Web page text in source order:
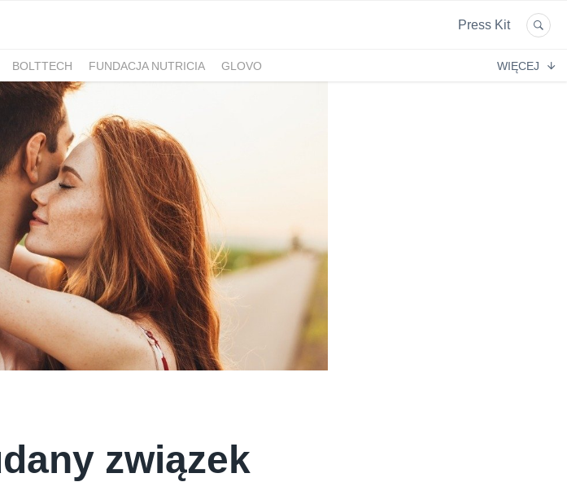
Press Kit
BOLTTECH FUNDACJA NUTRICIA
GLOVO
NEW WORK
MAXIBIOTIC OCUVITE
RZEMIEŚLNICZA IZBA OPTYCZNA
MAGNETYCZNYM - MBST
ZAMEK TOPACZ BAKALLAND
ALKEMIE SZPITAL MEDICOVER ENBIO GROUP
WIDZENIE GÓRNOŚLĄSKO-ZAGŁĘBIOWSKA METROPOLIA
BETHRU MANUFAKTURA FUNDACJA NAGLE SAMI
KALISKA PLAYFAIR POLREGIO
CARLSBERG GEN4GEN BALCIA BEKO
INSTITUTE PIERRE FABRE ORAL CARE
WIĘCEJ
związek